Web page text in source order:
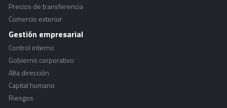
Precios de transferencia
Comercio exterior
Gestión empresarial
Control interno
Gobierno corporativo
Alta dirección
Capital humano
Riesgos